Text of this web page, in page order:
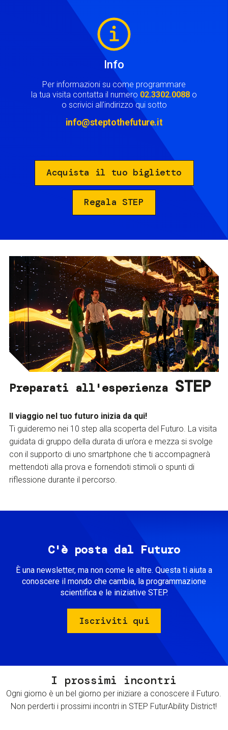
Info
Per informazioni su come programmare
la tua visita contatta il numero 02.3302.0088 o
o scrivici all'indirizzo qui sotto
info@steptothefuture.it
Acquista il tuo biglietto
Regala STEP
Preparati all'esperienza STEP
Il viaggio nel tuo futuro inizia da qui!
Ti guideremo nei 10 step alla scoperta del Futuro. La visita
guidata di gruppo della durata di un’ora e mezza si svolge
con il supporto di uno smartphone che ti accompagnerà
mettendoti alla prova e fornendoti stimoli o spunti di
riflessione durante il percorso.
C'è posta dal Futuro
È una newsletter, ma non come le altre. Questa ti aiuta a
conoscere il mondo che cambia, la programmazione
scientifica e le iniziative STEP.
Iscriviti qui
I prossimi incontri
Ogni giorno è un bel giorno per iniziare a conoscere il Futuro.
Non perderti i prossimi incontri in STEP FuturAbility District!